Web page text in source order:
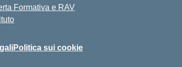
Formativa e RAV
Politica sui cookie